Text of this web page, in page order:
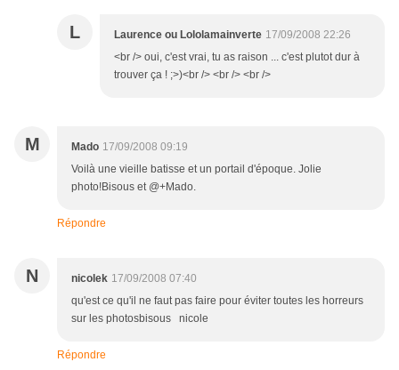
L Laurence ou Lololamainverte 17/09/2008 22:26
<br /> oui, c'est vrai, tu as raison ... c'est plutot dur à
trouver ça ! ;>)<br /> <br /> <br />
M Mado 17/09/2008 09:19
Voilà une vieille batisse et un portail d'époque. Jolie
photo!Bisous et @+Mado.
Répondre
N nicolek 17/09/2008 07:40
qu'est ce qu'il ne faut pas faire pour éviter toutes les horreurs
sur les photosbisous nicole
Répondre